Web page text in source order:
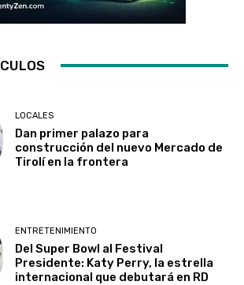
LOCALES
Dan primer palazo para
construcción del nuevo Mercado de
Tirolí en la frontera
ENTRETENIMIENTO
Del Super Bowl al Festival
Presidente: Katy Perry, la estrella
internacional que debutará en RD